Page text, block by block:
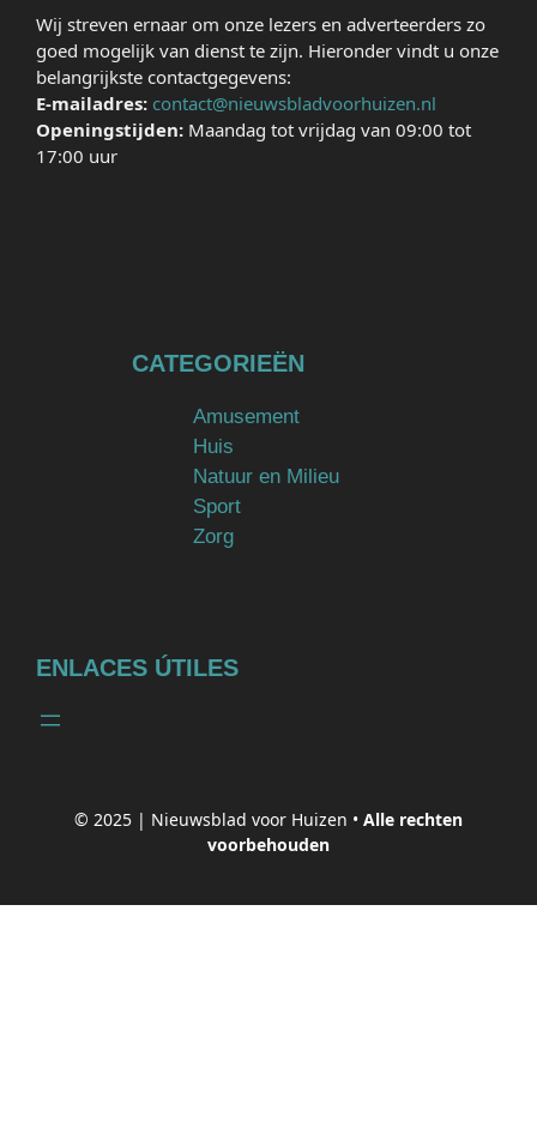
Wij streven ernaar om onze lezers en adverteerders zo
goed mogelijk van dienst te zijn. Hieronder vindt u onze
belangrijkste contactgegevens:
E-mailadres: contact@nieuwsbladvoorhuizen.nl
Openingstijden: Maandag tot vrijdag van 09:00 tot
17:00 uur
CATEGORIEËN
Amusement
Huis
Natuur en Milieu
Sport
Zorg
ENLACES ÚTILES
© 2025 | Nieuwsblad voor Huizen • Alle rechten
voorbehouden